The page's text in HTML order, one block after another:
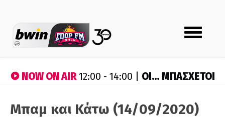
Toggle
navigation
NOW ON AIR12:00 - 14:00 | ΟΙ… ΜΠΑΣΧΕΤΟΙ
Μπαμ και Κάτω (14/09/2020)